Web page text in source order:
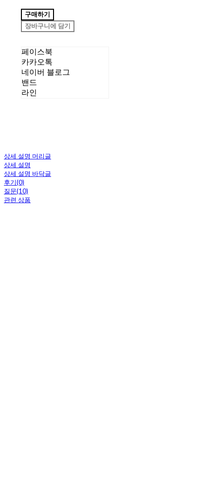
구매하기
장바구니에 담기
페이스북
카카오톡
네이버 블로그
밴드
라인
상세 설명 머리글
상세 설명
상세 설명 바닥글
후기(0)
질문(10)
관련 상품